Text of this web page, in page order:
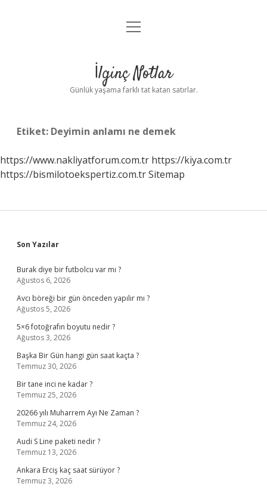
Anasayfa
Yasal Uyarı
menüyü
İlginç Notlar
Günlük yaşama farklı tat katan satırlar.
Etiket: Deyimin anlamı ne demek
https://www.nakliyatforum.com.tr https://kiya.com.tr
https://bismilotoekspertiz.com.trSitemap
Sidebar
Son Yazılar
Burak diye bir futbolcu var mı ?
Ağustos 6, 2026
Avcı böreği bir gün önceden yapılır mı ?
Ağustos 5, 2026
5×6 fotoğrafın boyutu nedir ?
Ağustos 3, 2026
Başka Bir Gün hangi gün saat kaçta ?
Temmuz 30, 2026
Bir tane inci ne kadar ?
Temmuz 25, 2026
20266 yılı Muharrem Ayı Ne Zaman ?
Temmuz 24, 2026
Audi S Line paketi nedir ?
Temmuz 13, 2026
Ankara Erciş kaç saat sürüyor ?
Temmuz 3, 2026